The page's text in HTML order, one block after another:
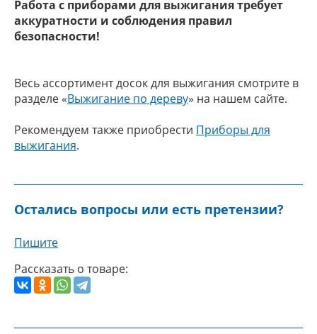
Работа с приборами для выжигания требует
аккуратности и соблюдения правил
безопасности!
Весь ассортимент досок для выжигания смотрите в
разделе «Выжигание по дереву» на нашем сайте.
Рекомендуем также приобрести Приборы для
выжигания.
Остались вопросы или есть претензии?
Пишите
Рассказать о товаре: